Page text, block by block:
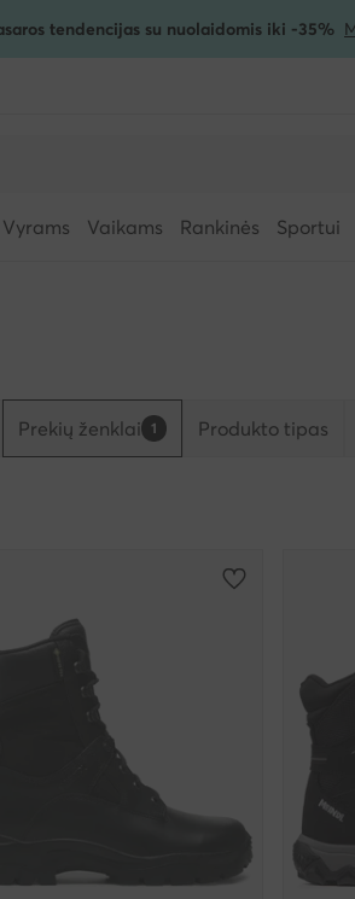
tendencijas su nuolaidomis iki -35%
Vyrams Vaikams Rankinės Sportui
Prekių ženklai 1 Produkto tipas